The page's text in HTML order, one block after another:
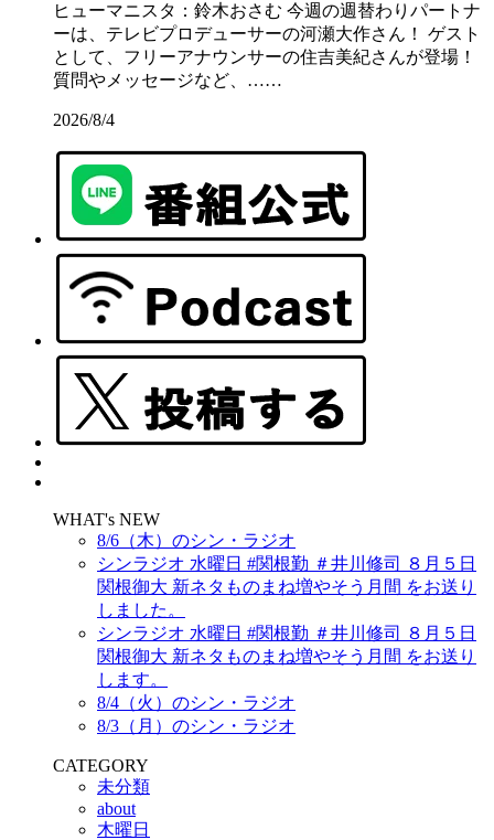
ヒューマニスタ：鈴木おさむ 今週の週替わりパートナ
ーは、テレビプロデューサーの河瀬大作さん！ ゲスト
として、フリーアナウンサーの住吉美紀さんが登場！
質問やメッセージなど、……
2026/8/4
WHAT's NEW
8/6（木）のシン・ラジオ
シンラジオ 水曜日 #関根勤 ＃井川修司 ８月５日
関根御大 新ネタものまね増やそう月間 をお送り
しました。
シンラジオ 水曜日 #関根勤 ＃井川修司 ８月５日
関根御大 新ネタものまね増やそう月間 をお送り
します。
8/4（火）のシン・ラジオ
8/3（月）のシン・ラジオ
CATEGORY
未分類
about
木曜日